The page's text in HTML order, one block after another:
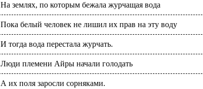
На землях, по которым бежала журчащая вода
Пока белый человек не лишил их прав на эту воду
И тогда вода перестала журчать.
Люди племени Айры начали голодать
А их поля заросли сорняками.